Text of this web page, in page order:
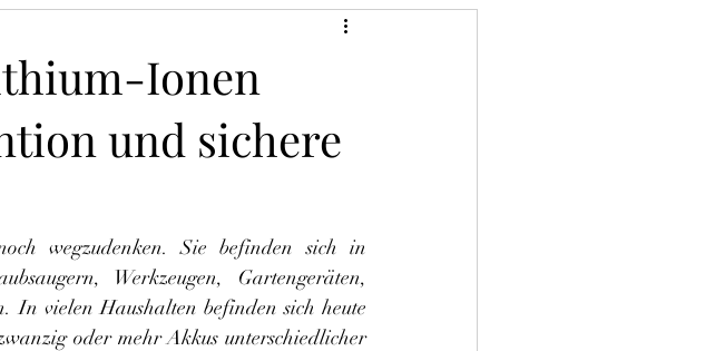
Ionen
und sichere
wegzudenken. Sie befinden sich in
Werkzeugen, Gartengeräten,
In vielen Haushalten befinden sich heute
oder mehr Akkus unterschiedlicher